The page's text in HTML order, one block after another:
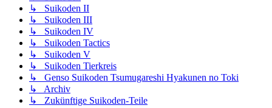
↳ Suikoden II
↳ Suikoden III
↳ Suikoden IV
↳ Suikoden Tactics
↳ Suikoden V
↳ Suikoden Tierkreis
↳ Genso Suikoden Tsumugareshi Hyakunen no Toki
↳ Archiv
↳ Zukünftige Suikoden-Teile